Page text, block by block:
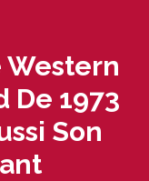
De 1973
Son